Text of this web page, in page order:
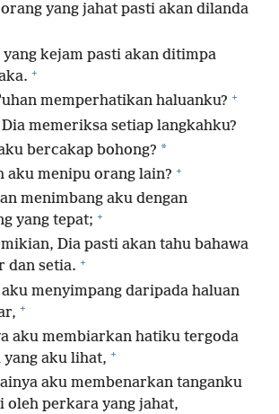
yang jahat pasti akan dilanda
yang kejam pasti akan ditimpa
+
memperhatikan haluanku? +
memeriksa setiap langkahku?
bercakap bohong? *
aku menipu orang lain? +
menimbang aku dengan
yang tepat; +
Dia pasti akan tahu bahawa
dan setia. +
menyimpang daripada haluan
+
aku membiarkan hatiku tergoda
yang aku lihat, +
aku membenarkan tanganku
oleh perkara yang jahat,